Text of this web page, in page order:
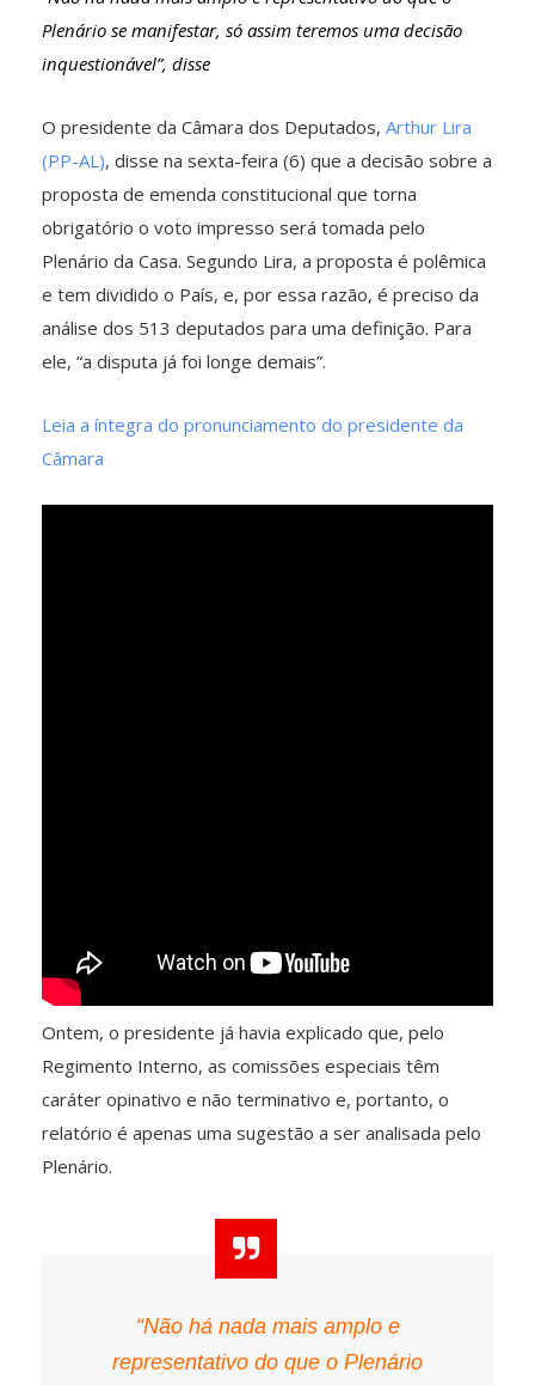
Plenário se manifestar, só assim teremos uma decisão
inquestionável”, disse
O presidente da Câmara dos Deputados, Arthur Lira
(PP-AL), disse na sexta-feira (6) que a decisão sobre a
proposta de emenda constitucional que torna
obrigatório o voto impresso será tomada pelo
Plenário da Casa. Segundo Lira, a proposta é polêmica
e tem dividido o País, e, por essa razão, é preciso da
análise dos 513 deputados para uma definição. Para
ele, “a disputa já foi longe demais”.
Leia a íntegra do pronunciamento do presidente da
Câmara
Ontem, o presidente já havia explicado que, pelo
Regimento Interno, as comissões especiais têm
caráter opinativo e não terminativo e, portanto, o
relatório é apenas uma sugestão a ser analisada pelo
Plenário.
“Não há nada mais amplo e
representativo do que o Plenário